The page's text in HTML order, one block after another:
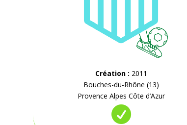
Création : 2011
Bouches-du-Rhône (13)
Provence Alpes Côte d’Azur
